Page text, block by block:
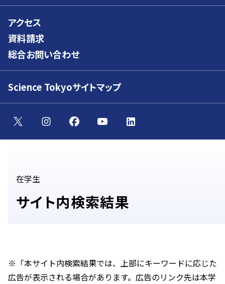
アクセス
資料請求
総合お問い合わせ
Science Tokyoサイトマップ
サイト内検索結果
在学生
※「本サイト内検索結果では、上部にキーワードに応じた
広告が表示される場合があります。広告のリンク先は本学